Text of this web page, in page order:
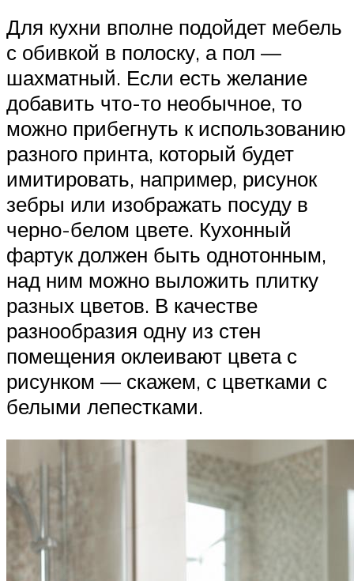
Для кухни вполне подойдет мебель
с обивкой в полоску, а пол —
шахматный. Если есть желание
добавить что-то необычное, то
можно прибегнуть к использованию
разного принта, который будет
имитировать, например, рисунок
зебры или изображать посуду в
черно-белом цвете. Кухонный
фартук должен быть однотонным,
над ним можно выложить плитку
разных цветов. В качестве
разнообразия одну из стен
помещения оклеивают цвета с
рисунком — скажем, с цветками с
белыми лепестками.